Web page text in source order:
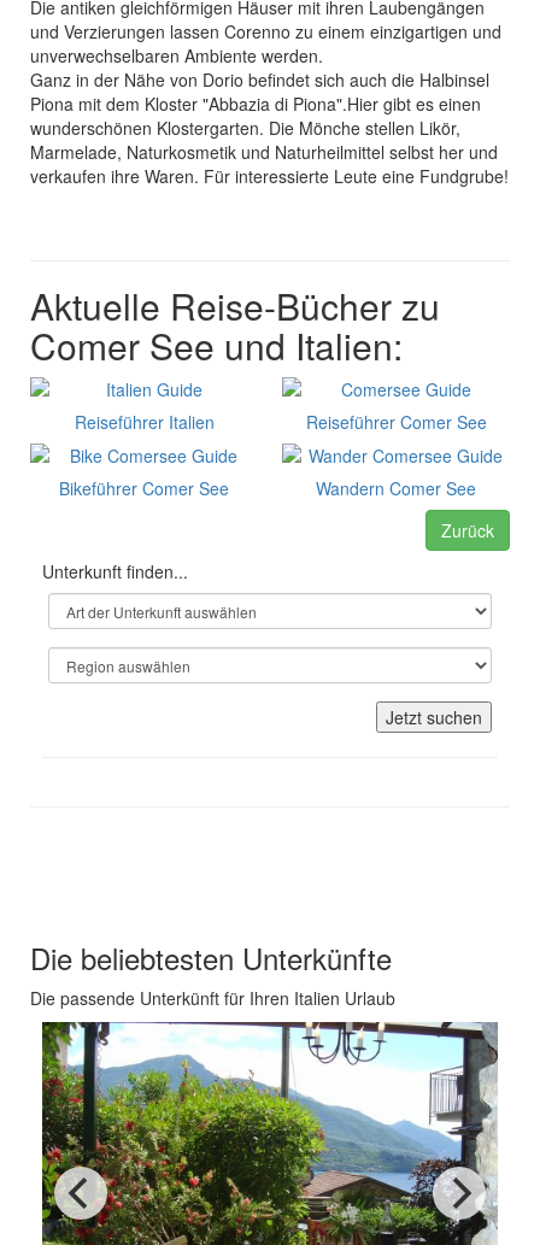
Die antiken gleichförmigen Häuser mit ihren Laubengängen
und Verzierungen lassen Corenno zu einem einzigartigen und
unverwechselbaren Ambiente werden.
Ganz in der Nähe von Dorio befindet sich auch die Halbinsel
Piona mit dem Kloster "Abbazia di Piona".Hier gibt es einen
wunderschönen Klostergarten. Die Mönche stellen Likör,
Marmelade, Naturkosmetik und Naturheilmittel selbst her und
verkaufen ihre Waren. Für interessierte Leute eine Fundgrube!
Aktuelle Reise-Bücher zu
Comer See und Italien:
Reiseführer Italien Reiseführer Comer See
Bikeführer Comer See
Wandern Comer See
Zurück
Unterkunft finden...
Jetzt suchen
Die beliebtesten Unterkünfte
Die passende Unterkünft für Ihren Italien Urlaub